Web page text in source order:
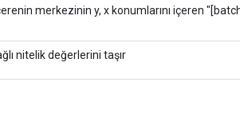
merkezinin y, x konumlarını içeren
nitelik değerlerini taşır